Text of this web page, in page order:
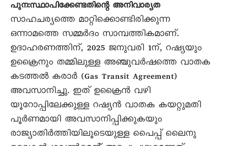
പുനഃസ്ഥാപിക്കേണ്ടതിന്റെ അനിവാര്യത
സാഹചര്യത്തെ മാറ്റിക്കൊണ്ടിരിക്കുന്ന
ഒന്നാമത്തെ സമ്മർദം സാമ്പത്തികമാണ്.
ഉദാഹരണത്തിന്, 2025 ജനുവരി 1ന്, റഷ്യയും
ഉക്രൈനും തമ്മിലുള്ള അഞ്ചുവർഷത്തെ വാതക
കടത്തൽ കരാർ (Gas Transit Agreement)
അവസാനിച്ചു. ഇത് ഉക്രൈൻ വഴി
യൂറോപ്പിലേക്കുള്ള റഷ്യൻ വാതക കയറ്റുമതി
പൂർണമായി അവസാനിപ്പിക്കുകയും
രാജ്യാതിർത്തിയിലൂടെയുള്ള പെെപ്പ് ലെെനു